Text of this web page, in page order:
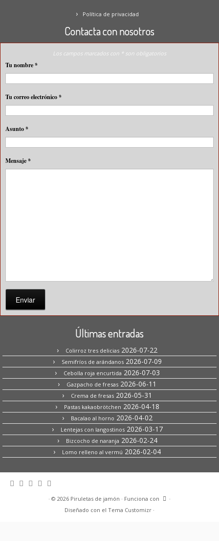
Política de privacidad
Contacta con nosotros
Los campos marcados con * son obligatorios
Tu nombre*
Tu correo electrónico*
Asunto*
Mensaje*
Enviar
Últimas entradas
Colirroz tres delicias 2026-07-22
Semifríos de arándanos 2026-07-09
Cebolla roja encurtida 2026-07-03
Gazpacho de fresas 2026-06-11
Crema de fresas 2026-05-31
Pastas kakaobrötchen 2026-04-18
Bacalao al horno 2026-04-02
Lentejas con langostinos 2026-03-17
Bizcocho de naranja 2026-02-24
Lomo relleno al vermú 2026-02-04
· © 2026 Piruletas de jamón · Funciona con
·
Diseñado con el Tema Customizr ·